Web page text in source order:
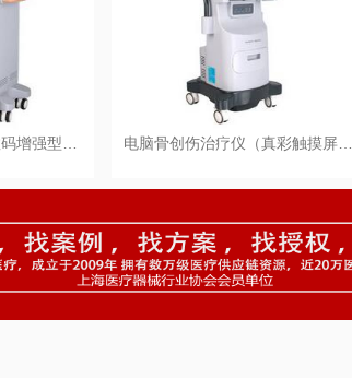
码增强型… 电脑骨创伤治疗仪（真彩触摸屏…